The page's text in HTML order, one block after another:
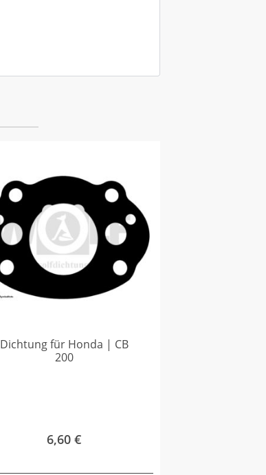
Dichtung für Honda | CB
200
6,60 €